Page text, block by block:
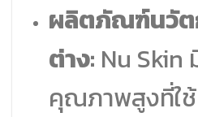
ผลิตภัณฑ์นวัต
ต่าง: Nu
คุณภาพสูงที่ใช้